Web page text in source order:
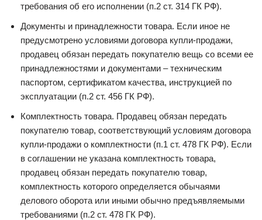
требования об его исполнении (п.2 ст. 314 ГК РФ).
Документы и принадлежности товара. Если иное не
предусмотрено условиями договора купли-продажи,
продавец обязан передать покупателю вещь со всеми ее
принадлежностями и документами – техническим
паспортом, сертификатом качества, инструкцией по
эксплуатации (п.2 ст. 456 ГК РФ).
Комплектность товара. Продавец обязан передать
покупателю товар, соответствующий условиям договора
купли-продажи о комплектности (п.1 ст. 478 ГК РФ). Если
в соглашении не указана комплектность товара,
продавец обязан передать покупателю товар,
комплектность которого определяется обычаями
делового оборота или иными обычно предъявляемыми
требованиями (п.2 ст. 478 ГК РФ).